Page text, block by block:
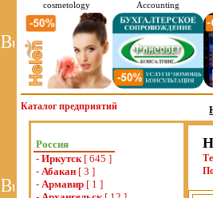
cosmetology Accounting
Каталог предприятий
Россия
- Иркутск[ 645 ]
- Абакан [ 3 ]
- Армавир [ 1 ]